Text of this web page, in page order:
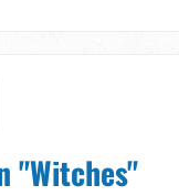
"Witches"